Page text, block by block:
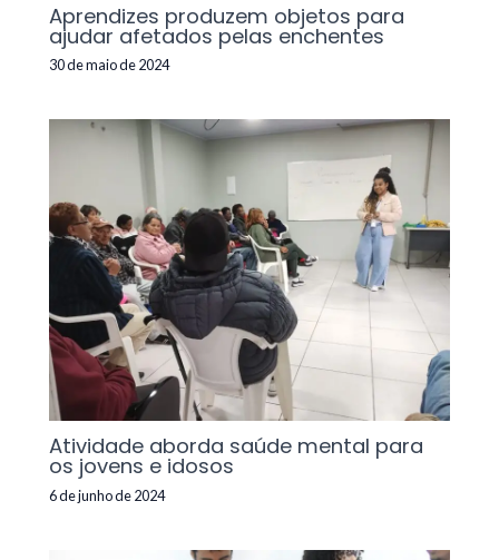
Aprendizes produzem objetos para
ajudar afetados pelas enchentes
30 de maio de 2024
Atividade aborda saúde mental para
os jovens e idosos
6 de junho de 2024